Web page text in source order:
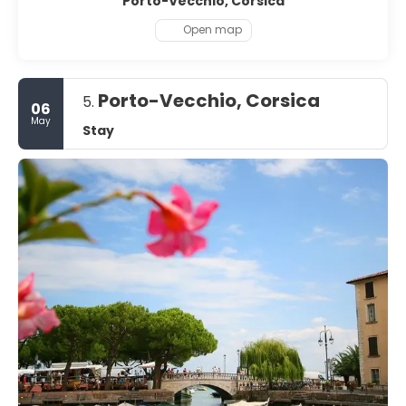
Open map
06
May
5. Porto-Vecchio, Corsica
Stay